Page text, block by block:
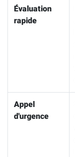
Évaluation
rapide
Appel
d'urgence